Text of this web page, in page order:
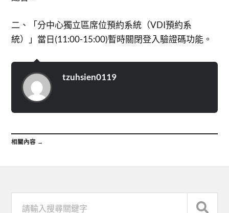
二、「分中心獨立區席位預約系統（VDI預約系
統）」當日(11:00-15:00)暫時關閉登入驗證碼功能。
tzuhsien0119
相關內容 →